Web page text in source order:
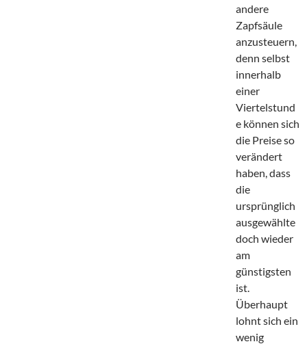
andere
Zapfsäule
anzusteuern,
denn selbst
innerhalb
einer
Viertelstund
e können sich
die Preise so
verändert
haben, dass
die
ursprünglich
ausgewählte
doch wieder
am
günstigsten
ist.
Überhaupt
lohnt sich ein
wenig